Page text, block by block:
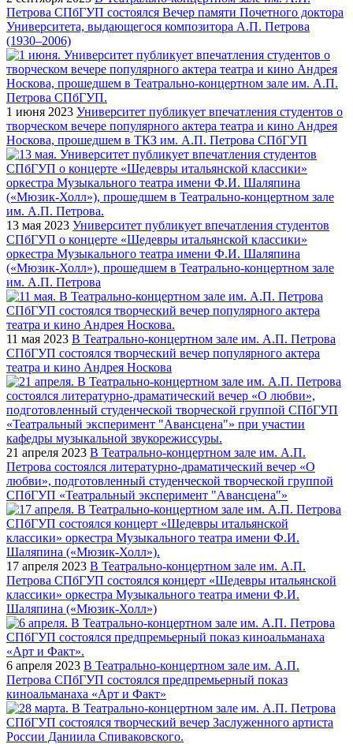
Петрова СПбГУП состоялся Вечер памяти Почетного доктора
Университета, выдающегося композитора А.П. Петрова
(1930–2006)
1 июня 2023 Университет публикует впечатления студентов о
творческом вечере популярного актера театра и кино Андрея
Носкова, прошедшем в ТКЗ им. А.П. Петрова СПбГУП
13 мая 2023 Университет публикует впечатления студентов
СПбГУП о концерте «Шедевры итальянской классики»
оркестра Музыкального театра имени Ф.И. Шаляпина
(«Мюзик-Холл»), прошедшем в Театрально-концертном зале
им. А.П. Петрова
11 мая 2023 В Театрально-концертном зале им. А.П. Петрова
СПбГУП состоялся творческий вечер популярного актера
театра и кино Андрея Носкова
21 апреля 2023 В Театрально-концертном зале им. А.П.
Петрова состоялся литературно-драматический вечер «О
любви», подготовленный студенческой творческой группой
СПбГУП «Театральный эксперимент "Авансцена"»
17 апреля 2023 В Театрально-концертном зале им. А.П.
Петрова СПбГУП состоялся концерт «Шедевры итальянской
классики» оркестра Музыкального театра имени Ф.И.
Шаляпина («Мюзик-Холл»)
6 апреля 2023 В Театрально-концертном зале им. А.П.
Петрова СПбГУП состоялся предпремьерный показ
киноальманаха «Арт и Факт»